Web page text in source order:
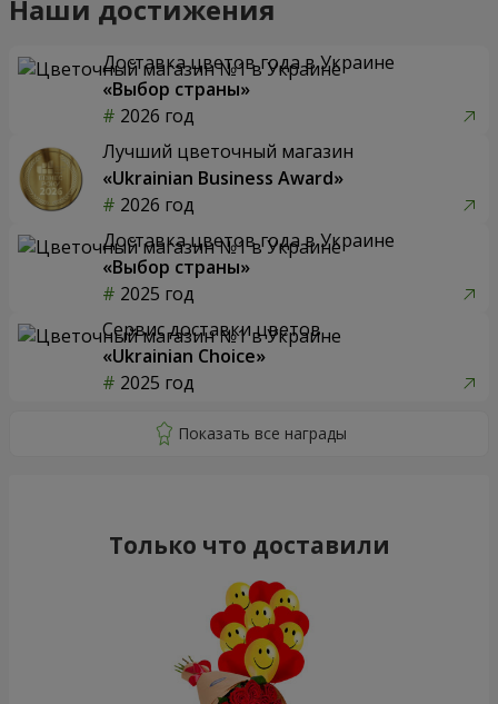
Наши достижения
Доставка цветов года в Украине
«Выбор страны»
2026 год
Лучший цветочный магазин
«Ukrainian Business Award»
2026 год
Доставка цветов года в Украине
«Выбор страны»
2025 год
Сервис доставки цветов
«Ukrainian Choice»
2025 год
Только что доставили